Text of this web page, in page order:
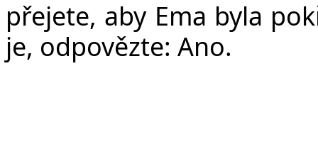
přejete, aby Ema byla
je, odpovězte: Ano.